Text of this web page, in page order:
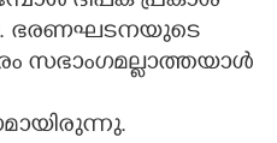
ഭരണഘടനയുടെ
സഭാംഗമല്ലാത്തയാൾ